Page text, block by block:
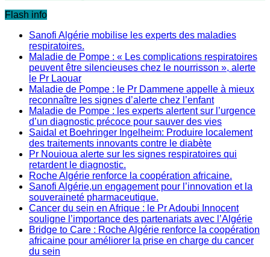
Flash info
Sanofi Algérie mobilise les experts des maladies
respiratoires.
Maladie de Pompe : « Les complications respiratoires
peuvent être silencieuses chez le nourrisson », alerte
le Pr Laouar
Maladie de Pompe : le Pr Dammene appelle à mieux
reconnaître les signes d’alerte chez l’enfant
Maladie de Pompe : les experts alertent sur l’urgence
d’un diagnostic précoce pour sauver des vies
Saidal et Boehringer Ingelheim: Produire localement
des traitements innovants contre le diabète
Pr Nouioua alerte sur les signes respiratoires qui
retardent le diagnostic.
Roche Algérie renforce la coopération africaine.
Sanofi Algérie,un engagement pour l’innovation et la
souveraineté pharmaceutique.
Cancer du sein en Afrique : le Pr Adoubi Innocent
souligne l’importance des partenariats avec l’Algérie
Bridge to Care : Roche Algérie renforce la coopération
africaine pour améliorer la prise en charge du cancer
du sein